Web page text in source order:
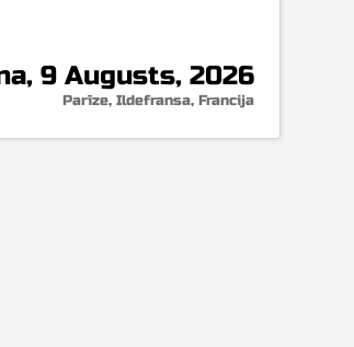
9 Augusts, 2026
Parīze, Ildefransa, Francija